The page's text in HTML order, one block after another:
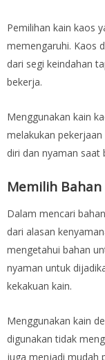
Pemilihan kain kaos
memengaruhi. Kaos
dari segi keindahan
bekerja.
Menggunakan kain
melakukan
diri dan nyaman saat
Memilih
Dalam mencari
dari alasan
mengetahui bahan
nyaman untuk
kekakuan kain.
Menggunakan kain
digunakan tidak
juga menjadi mudah